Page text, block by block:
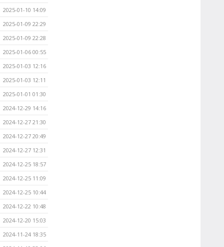
2025-01-10 14:09
2025-01-09 22:29
2025-01-09 22:28
2025-01-06 00:55
2025-01-03 12:16
2025-01-03 12:11
2025-01-01 01:30
2024-12-29 14:16
2024-12-27 21:30
2024-12-27 20:49
2024-12-27 12:31
2024-12-25 18:57
2024-12-25 11:09
2024-12-25 10:44
2024-12-22 10:48
2024-12-20 15:03
2024-11-24 18:35